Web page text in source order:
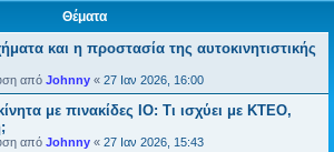
Θέματα
και η προστασία της αυτοκινητιστικής
από Johnny « 27 Ιαν 2026, 16:00
με πινακίδες ΙΟ: Τι ισχύει με ΚΤΕΟ,
από Johnny « 27 Ιαν 2026, 15:43